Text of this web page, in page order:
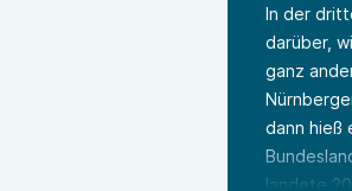
In der
darüber,
ganz
dann hieß
landete